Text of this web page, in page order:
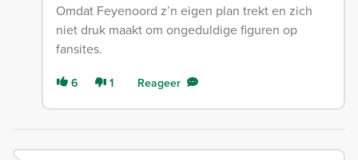
Omdat Feyenoord z’n eigen plan trekt en zich
niet druk maakt om ongeduldige figuren op
fansites.
6 1 Reageer